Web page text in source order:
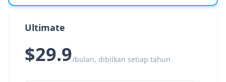
Ultimate
$29.9/bulan, dibilkan setiap tahun